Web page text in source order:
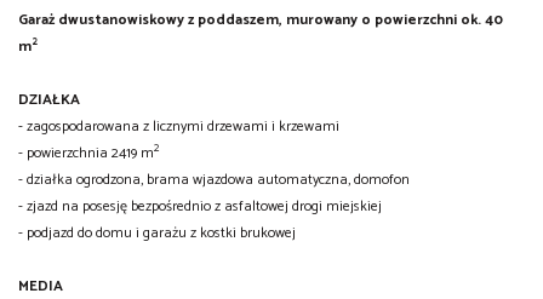
Garaż dwustanowiskowy z poddaszem, murowany o powierzchni ok. 40
m2
DZIAŁKA
- zagospodarowana z licznymi drzewami i krzewami
- powierzchnia 2419 m2
- działka ogrodzona, brama wjazdowa automatyczna, domofon
- zjazd na posesję bezpośrednio z asfaltowej drogi miejskiej
- podjazd do domu i garażu z kostki brukowej
MEDIA